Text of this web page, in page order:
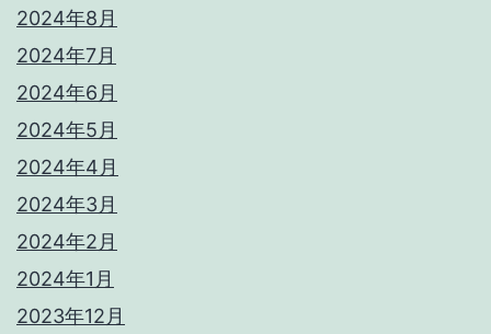
2024年8月
2024年7月
2024年6月
2024年5月
2024年4月
2024年3月
2024年2月
2024年1月
2023年12月